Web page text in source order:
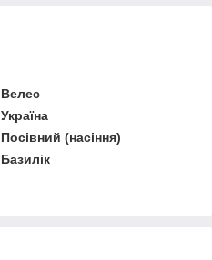
Велес
Україна
Посівний (насіння)
Базилік